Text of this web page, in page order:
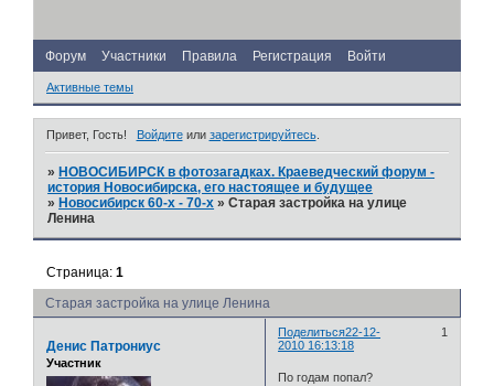
Форум Участники Правила Регистрация Войти
Активные темы
Привет, Гость! Войдитеили зарегистрируйтесь.
» НОВОСИБИРСК в фотозагадках. Краеведческий форум -
история Новосибирска, его настоящее и будущее
» Новосибирск 60-х - 70-х »Старая застройка на улице
Ленина
Старая застройка на улице Ленина
Страница:1
Поделиться 1
22-12-
2010 16:13:18
Денис Патрониус
Участник
По годам попал?